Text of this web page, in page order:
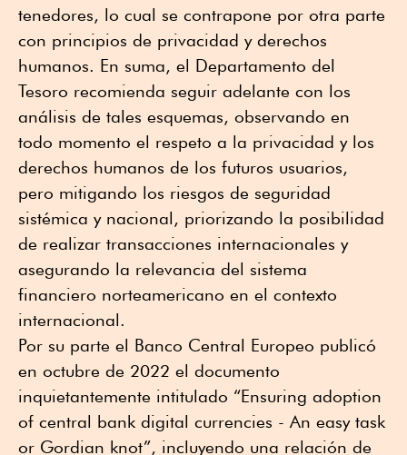
tenedores, lo cual se contrapone por otra parte
con principios de privacidad y derechos
humanos. En suma, el Departamento del
Tesoro recomienda seguir adelante con los
análisis de tales esquemas, observando en
todo momento el respeto a la privacidad y los
derechos humanos de los futuros usuarios,
pero mitigando los riesgos de seguridad
sistémica y nacional, priorizando la posibilidad
de realizar transacciones internacionales y
asegurando la relevancia del sistema
financiero norteamericano en el contexto
internacional.
Por su parte el Banco Central Europeo publicó
en octubre de 2022 el documento
inquietantemente intitulado “Ensuring adoption
of central bank digital currencies - An easy task
or Gordian knot”, incluyendo una relación de